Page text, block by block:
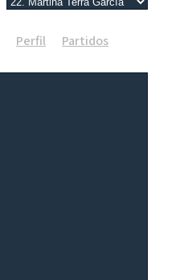
Perfil Partidos